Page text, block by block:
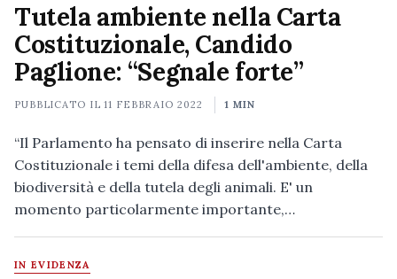
Tutela ambiente nella Carta
Costituzionale, Candido
Paglione: “Segnale forte”
PUBBLICATO IL11 FEBBRAIO 2022 1 MIN
“Il Parlamento ha pensato di inserire nella Carta
Costituzionale i temi della difesa dell'ambiente, della
biodiversità e della tutela degli animali. E' un
momento particolarmente importante,…
IN EVIDENZA